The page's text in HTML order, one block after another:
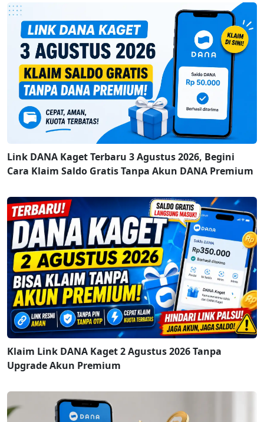
Link DANA Kaget Terbaru 3 Agustus 2026, Begini
Cara Klaim Saldo Gratis Tanpa Akun DANA Premium
Klaim Link DANA Kaget 2 Agustus 2026 Tanpa
Upgrade Akun Premium